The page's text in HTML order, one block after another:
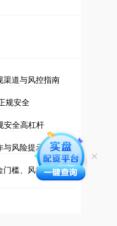
渠道与风控指南
规安全
安全高杠杆
与风险提示
门槛、风控规则及杠